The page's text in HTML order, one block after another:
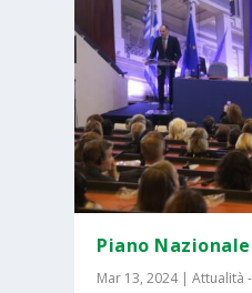
Piano
Mar 13, 2024|Attualità